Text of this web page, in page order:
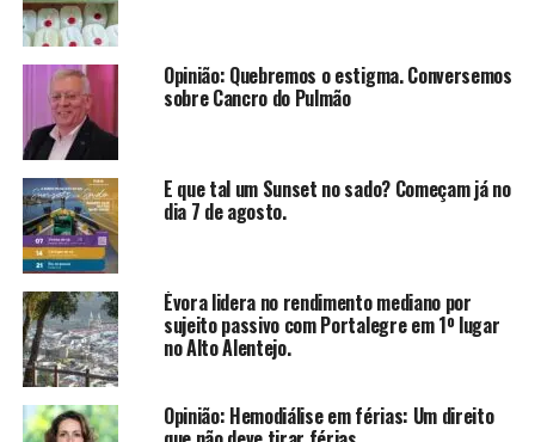
Opinião: Quebremos o estigma. Conversemos
sobre Cancro do Pulmão
E que tal um Sunset no sado? Começam já no
dia 7 de agosto.
Évora lidera no rendimento mediano por
sujeito passivo com Portalegre em 1º lugar
no Alto Alentejo.
Opinião: Hemodiálise em férias: Um direito